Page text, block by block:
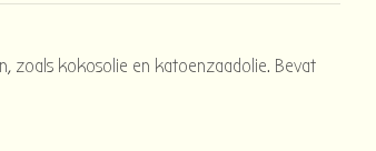
zoals kokosolie en katoenzaadolie. Bevat